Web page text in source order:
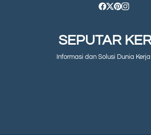
SEPUTAR
Informasi dan Solusi Dunia